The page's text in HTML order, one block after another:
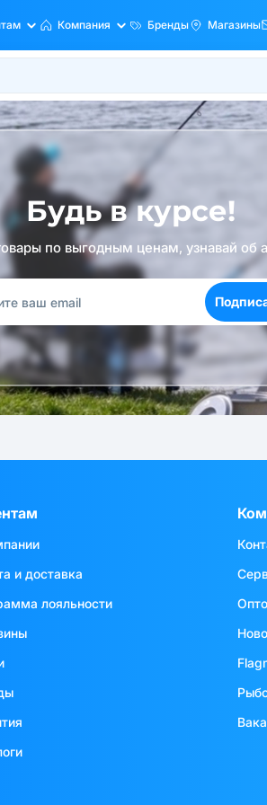
Компания Бренды Магазины
Будь в курсе!
по выгодным ценам, узнавай об
и доставка
лояльности